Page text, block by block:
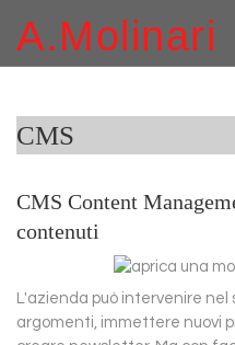
A.Molinari
CMS
CMS Content
contenuti
L'azienda può intervenire nel
argomenti, immettere nuovi